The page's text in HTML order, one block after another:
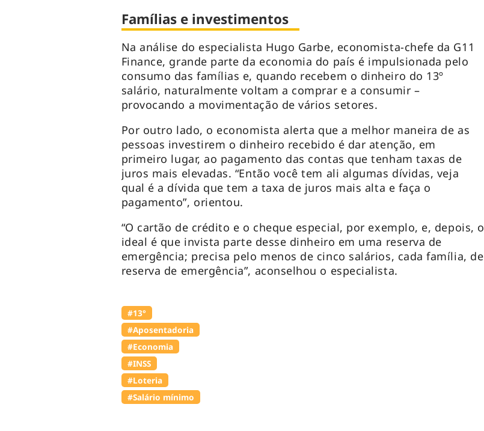
Famílias e investimentos
Na análise do especialista Hugo Garbe, economista-chefe da G11
Finance, grande parte da economia do país é impulsionada pelo
consumo das famílias e, quando recebem o dinheiro do 13º
salário, naturalmente voltam a comprar e a consumir –
provocando a movimentação de vários setores.
Por outro lado, o economista alerta que a melhor maneira de as
pessoas investirem o dinheiro recebido é dar atenção, em
primeiro lugar, ao pagamento das contas que tenham taxas de
juros mais elevadas. “Então você tem ali algumas dívidas, veja
qual é a dívida que tem a taxa de juros mais alta e faça o
pagamento”, orientou.
“O cartão de crédito e o cheque especial, por exemplo, e, depois, o
ideal é que invista parte desse dinheiro em uma reserva de
emergência; precisa pelo menos de cinco salários, cada família, de
reserva de emergência”, aconselhou o especialista.
#13°
#Aposentadoria
#Economia
#INSS
#Loteria
#Salário mínimo